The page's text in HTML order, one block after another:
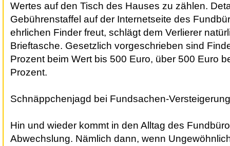
Wertes auf den Tisch des Hauses zu zählen.
Gebührenstaffel auf der Internetseite des
ehrlichen Finder freut, schlägt dem Verlierer
Brieftasche. Gesetzlich vorgeschrieben sind
Prozent beim Wert bis 500 Euro, über 500 Euro
Prozent.
Schnäppchenjagd bei Fundsachen-Versteigerung
Hin und wieder kommt in den Alltag des
Abwechslung. Nämlich dann, wenn